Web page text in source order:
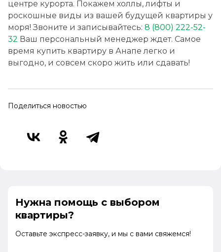
центре курорта. Покажем холлы, лифты и
роскошные виды из вашей будущей квартиры у
моря! Звоните и записывайтесь: 8 (800) 222-52-
32 Ваш персональный менеджер ждет. Самое
время купить квартиру в Анапе легко и
выгодно, и совсем скоро жить или сдавать!
Поделиться новостью
Нужна помощь с выбором
квартиры?
Оставьте экспресс-заявку, и мы с вами свяжемся!
г. Анапа
г. Анапа, ул.Шевченко 288, корпус 1